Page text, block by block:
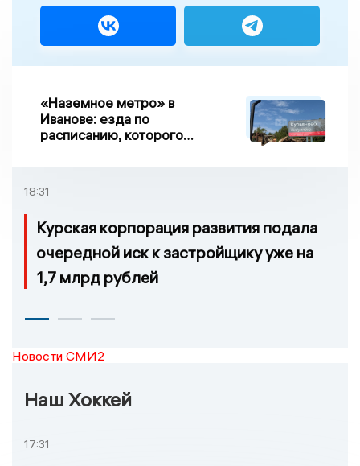
«Наземное метро» в
Иванове: езда по
расписанию, которого
18:31
Курская корпорация развития подала
очередной иск к застройщику уже на
1,7 млрд рублей
Новости СМИ2
Наш Хоккей
17:31